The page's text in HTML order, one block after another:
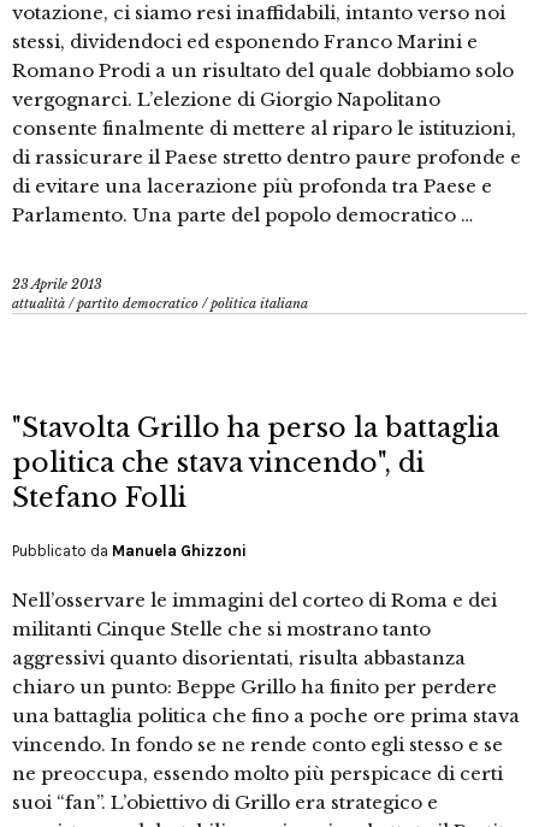
votazione, ci siamo resi inaffidabili, intanto verso noi
stessi, dividendoci ed esponendo Franco Marini e
Romano Prodi a un risultato del quale dobbiamo solo
vergognarci. L’elezione di Giorgio Napolitano
consente finalmente di mettere al riparo le istituzioni,
di rassicurare il Paese stretto dentro paure profonde e
di evitare una lacerazione più profonda tra Paese e
Parlamento. Una parte del popolo democratico …
23 Aprile 2013
attualità /partito democratico /politica italiana
"Stavolta Grillo ha perso la battaglia
politica che stava vincendo", di
Stefano Folli
Pubblicato da Manuela Ghizzoni
Nell’osservare le immagini del corteo di Roma e dei
militanti Cinque Stelle che si mostrano tanto
aggressivi quanto disorientati, risulta abbastanza
chiaro un punto: Beppe Grillo ha finito per perdere
una battaglia politica che fino a poche ore prima stava
vincendo. In fondo se ne rende conto egli stesso e se
ne preoccupa, essendo molto più perspicace di certi
suoi “fan”. L’obiettivo di Grillo era strategico e